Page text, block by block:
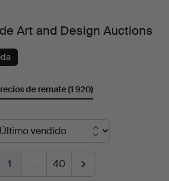
Art and Design Auctions
de remate(1 920)
1 … 40